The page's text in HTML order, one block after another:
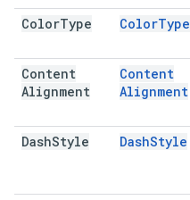
ColorType ColorType
Content
Alignment
Content
Alignment
DashStyle DashStyle